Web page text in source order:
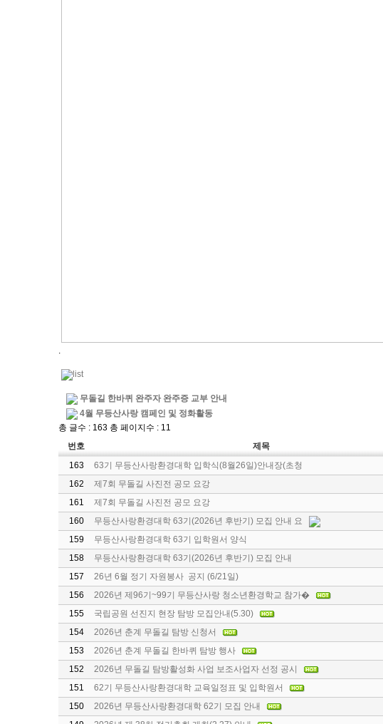
.
무돌길 한바퀴 완주자 완주증 교부 안내
4월 무등산사랑 캠페인 및 정화활동
총 글수 : 163 총 페이지수 : 11
번호
제목
163
63기 무등산사랑환경대학 입학식(8월26일)안내장(초청
162
제7회 무돌길 사진전 공모 요강
161
제7회 무돌길 사진전 공모 요강
160
무등산사랑환경대학 63기(2026년 후반기) 모집 안내 요
159
무등산사랑환경대학 63기 입학원서 양식
158
무등산사랑환경대학 63기(2026년 후반기) 모집 안내
157
26년 6월 정기 자원봉사 공지 (6/21일)
156
2026년 제96기~99기 무등산사랑 청소년환경학교 참가�
155
국립공원 선진지 현장 탐방 모집안내(5.30)
154
2026년 춘계 무돌길 탐방 신청서
153
2026년 춘계 무돌길 한바퀴 탐방 행사
152
2026년 무돌길 탐방활성화 사업 보조사업자 선정 공시
151
62기 무등산사랑환경대학 교육일정표 및 입학원서
150
2026년 무등산사랑환경대학 62기 모집 안내